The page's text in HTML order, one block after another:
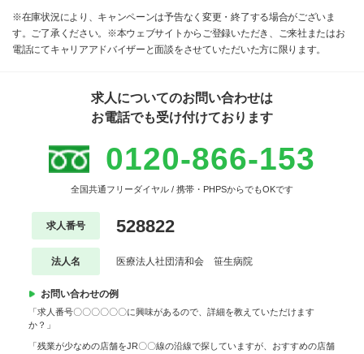
※在庫状況により、キャンペーンは予告なく変更・終了する場合がございま
す。ご了承ください。※本ウェブサイトからご登録いただき、ご来社またはお
電話にてキャリアアドバイザーと面談をさせていただいた方に限ります。
求人についてのお問い合わせは
お電話でも受け付けております
0120-866-153
全国共通フリーダイヤル / 携帯・PHPSからでもOKです
求人番号 528822
法人名 医療法人社団清和会 笹生病院
お問い合わせの例
「求人番号〇〇〇〇〇〇に興味があるので、詳細を教えていただけます
か？」
「残業が少なめの店舗をJR〇〇線の沿線で探していますが、おすすめの店舗